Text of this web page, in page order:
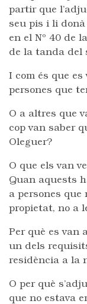
partir que
seu pis i li
en el Nº 40 de
de la tanda del
I com és que
persones que
O a altres que
cop van saber
Oleguer?
O que els van
Quan aquests
a persones
propietat, no a
Per què es van
un dels
residència a la
O per què
que no estava